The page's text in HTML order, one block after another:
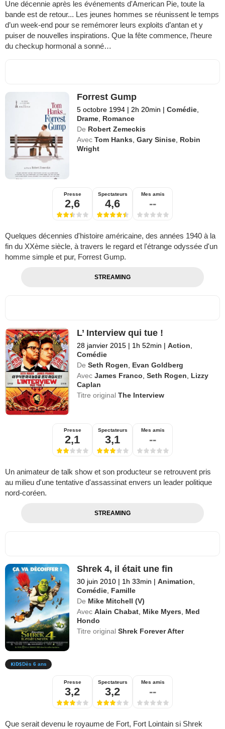
Une décennie après les événements d'American Pie, toute la
bande est de retour... Les jeunes hommes se réunissent le temps
d’un week-end pour se remémorer leurs exploits d’antan et y
puiser de nouvelles inspirations. Que la fête commence, l’heure
du checkup hormonal a sonné…
Forrest Gump
5 octobre 1994 | 2h 20min | Comédie,
Drame, Romance
De Robert Zemeckis
Avec Tom Hanks,Gary Sinise, Robin
Wright
Presse
2,6
Spectateurs
4,6
Mes amis
--
Quelques décennies d'histoire américaine, des années 1940 à la
fin du XXème siècle, à travers le regard et l'étrange odyssée d'un
homme simple et pur, Forrest Gump.
STREAMING
L’ Interview qui tue !
28 janvier 2015 | 1h 52min | Action
Comédie
De Seth Rogen
Evan Goldberg
Avec James Franco ,Seth Rogen
Lizzy
Caplan
Titre originalThe Interview
Presse
2,1
Spectateurs
3,1
Mes amis
--
Un animateur de talk show et son producteur se retrouvent pris
au milieu d'une tentative d'assassinat envers un leader politique
nord-coréen.
STREAMING
Shrek 4, il était une fin
30 juin 2010 | 1h 33min | Animation
Comédie Famille
De Mike Mitchell (V)
Avec Alain Chabat Mike Myers
Med
Hondo
Titre originalShrek Forever After
Dès 6 ans
Presse
3,2
Spectateurs
3,2
Mes amis
--
Que serait devenu le royaume de Fort, Fort Lointain si Shrek